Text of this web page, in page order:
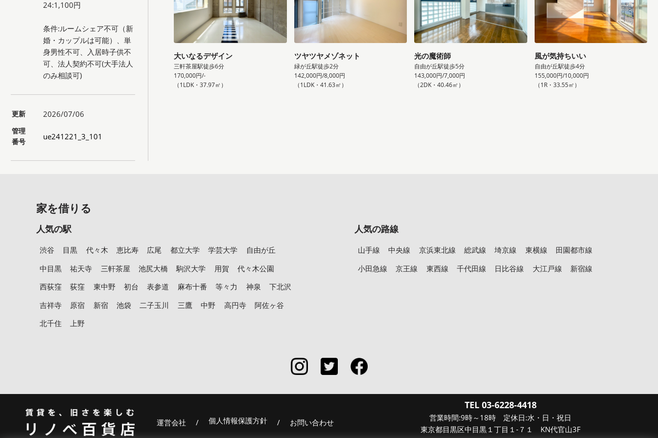
24:1,100円
条件:ルームシェア不可（新
婚・カップルは可能）、単
身男性不可、入居時子供不
可、法人契約不可(大手法人
のみ相談可)
更新 2026/07/06
管理
番号
ue241221_3_101
大いなるデザイン
三軒茶屋駅徒歩6分
170,000円/-
（1LDK・37.97㎡）
ツヤツヤメゾネット
緑が丘駅徒歩2分
142,000円/8,000円
（1LDK・41.63㎡）
光の魔術師
自由が丘駅徒歩5分
143,000円/7,000円
（2DK・40.46㎡）
風が気持ちいい
自由が丘駅徒歩4分
155,000円/10,000円
（1R・33.55㎡）
家を借りる
人気の駅
渋谷 目黒 代々木 恵比寿 広尾 都立大学 学芸大学
自由が丘
中目黒
祐天寺 三軒茶屋 池尻大橋 駒沢大学 用賀
代々木公園
西荻窪
荻窪 東中野 初台 表参道 麻布十番 等々力 神泉
下北沢
吉祥寺
原宿 新宿 池袋 二子玉川 三鷹 中野 高円寺
阿佐ヶ谷
北千住
上野
人気の路線
山手線 中央線 京浜東北線 総武線 埼京線 東横線
田園都市線
小田急線
京王線 東西線 千代田線 日比谷線 大江戸線 新宿線
運営会社 / 個人情報保護方針 / お問い合わせ
TEL 03-6228-4418
営業時間:9時～18時 定休日:水・日・祝日
東京都目黒区中目黒１丁目１-７１ KN代官山3F